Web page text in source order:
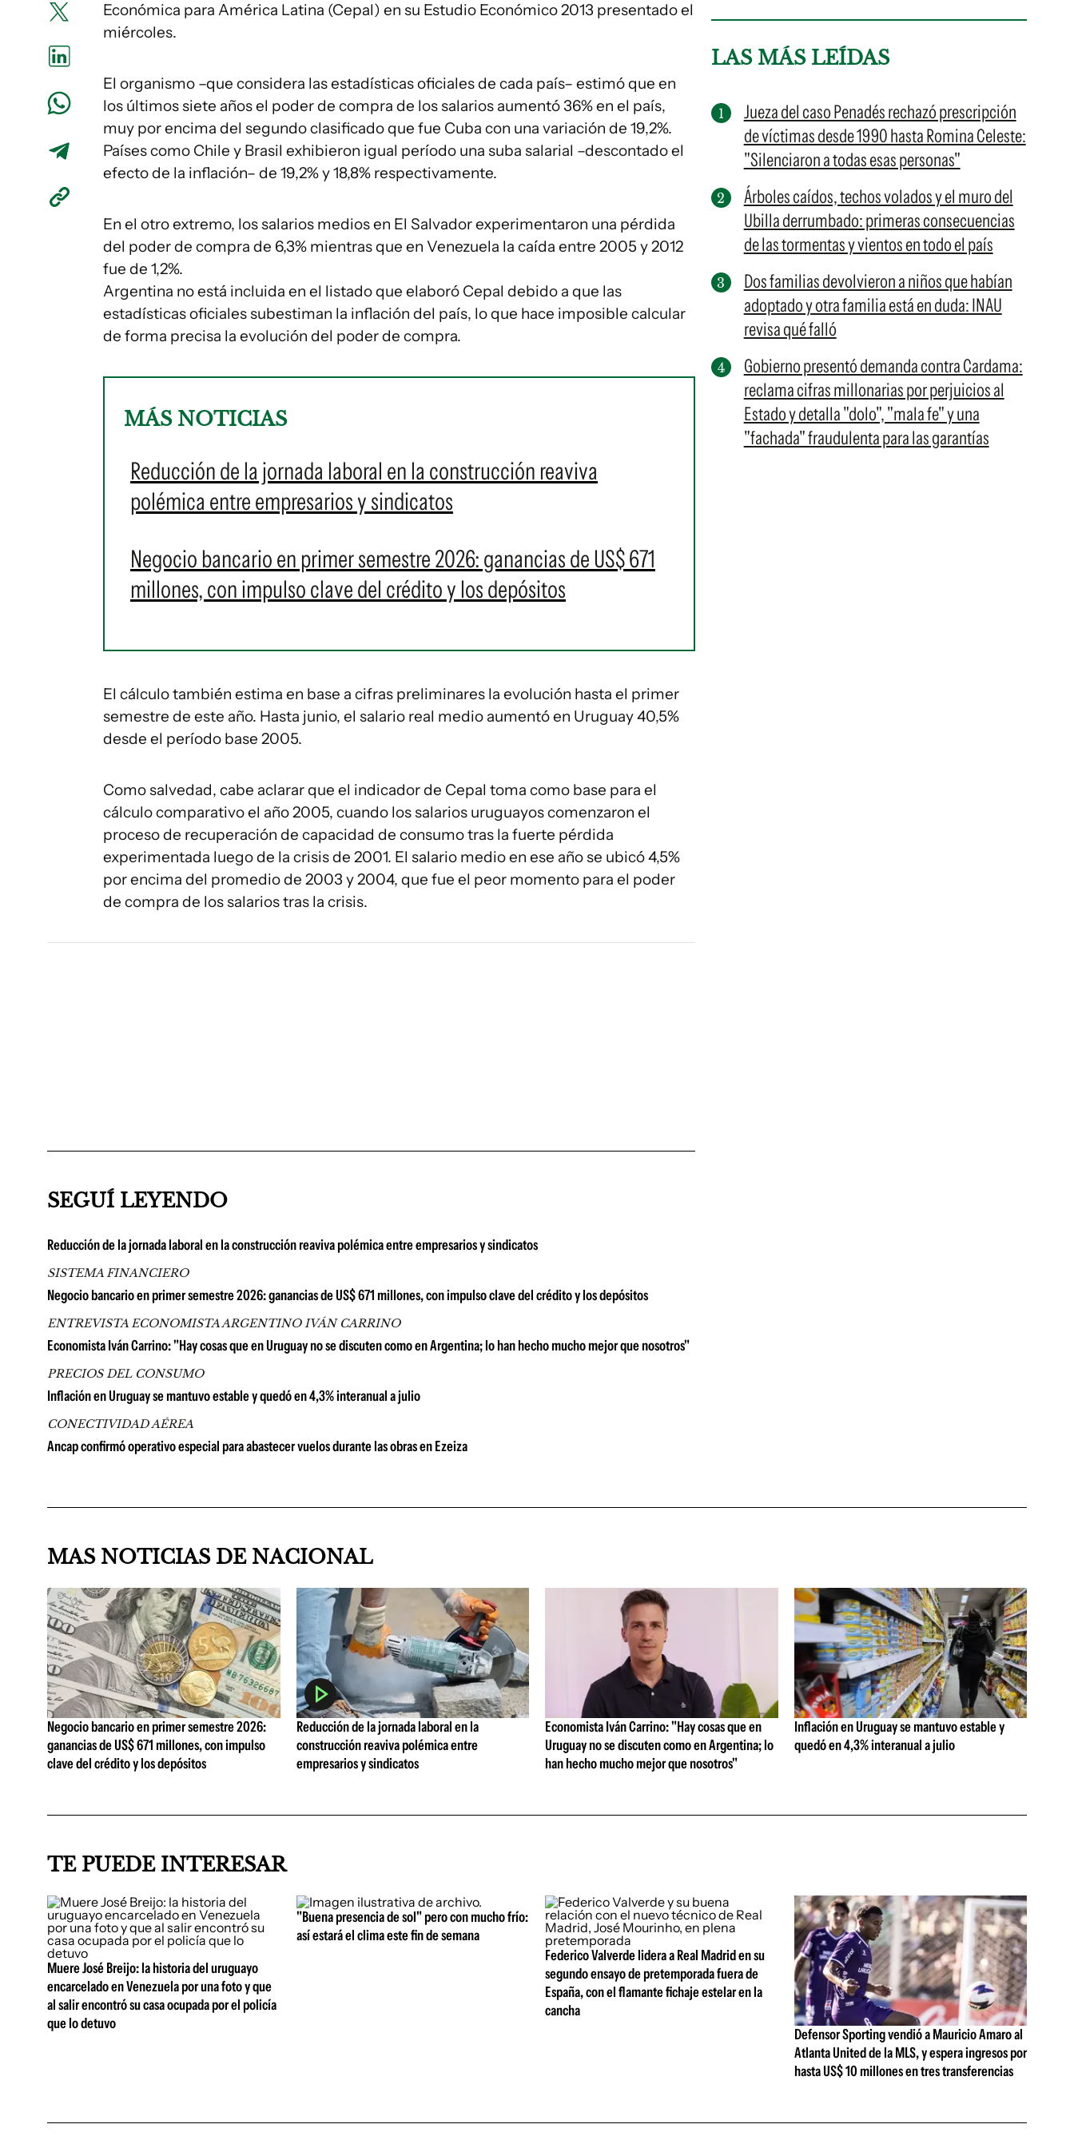
Económica para América Latina (Cepal) en su Estudio Económico 2013 presentado el
miércoles.
El organismo –que considera las estadísticas oficiales de cada país– estimó que en
los últimos siete años el poder de compra de los salarios aumentó 36% en el país,
muy por encima del segundo clasificado que fue Cuba con una variación de 19,2%.
Países como Chile y Brasil exhibieron igual período una suba salarial –descontado el
efecto de la inflación– de 19,2% y 18,8% respectivamente.
En el otro extremo, los salarios medios en El Salvador experimentaron una pérdida
del poder de compra de 6,3% mientras que en Venezuela la caída entre 2005 y 2012
fue de 1,2%.
Argentina no está incluida en el listado que elaboró Cepal debido a que las
estadísticas oficiales subestiman la inflación del país, lo que hace imposible calcular
de forma precisa la evolución del poder de compra.
MÁS NOTICIAS
Reducción de la jornada laboral en la construcción reaviva
polémica entre empresarios y sindicatos
Negocio bancario en primer semestre 2026: ganancias de US$ 671
millones, con impulso clave del crédito y los depósitos
El cálculo también estima en base a cifras preliminares la evolución hasta el primer
semestre de este año. Hasta junio, el salario real medio aumentó en Uruguay 40,5%
desde el período base 2005.
Como salvedad, cabe aclarar que el indicador de Cepal toma como base para el
cálculo comparativo el año 2005, cuando los salarios uruguayos comenzaron el
proceso de recuperación de capacidad de consumo tras la fuerte pérdida
experimentada luego de la crisis de 2001. El salario medio en ese año se ubicó 4,5%
por encima del promedio de 2003 y 2004, que fue el peor momento para el poder
de compra de los salarios tras la crisis.
LAS MÁS LEÍDAS
Jueza del caso Penadés rechazó prescripción
de víctimas desde 1990 hasta Romina Celeste:
"Silenciaron a todas esas personas"
Árboles caídos, techos volados y el muro del
Ubilla derrumbado: primeras consecuencias
de las tormentas y vientos en todo el país
Dos familias devolvieron a niños que habían
adoptado y otra familia está en duda: INAU
revisa qué falló
Gobierno presentó demanda contra Cardama:
reclama cifras millonarias por perjuicios al
Estado y detalla "dolo", "mala fe" y una
"fachada" fraudulenta para las garantías
SEGUÍ LEYENDO
Reducción de la jornada laboral en la construcción reaviva polémica entre empresarios y sindicatos
SISTEMA FINANCIERO
Negocio bancario en primer semestre 2026: ganancias de US$ 671 millones, con impulso clave del crédito y los depósitos
ENTREVISTA ECONOMISTA ARGENTINO IVÁN CARRINO
Economista Iván Carrino: "Hay cosas que en Uruguay no se discuten como en Argentina; lo han hecho mucho mejor que nosotros"
PRECIOS DEL CONSUMO
Inflación en Uruguay se mantuvo estable y quedó en 4,3% interanual a julio
CONECTIVIDAD AÉREA
Ancap confirmó operativo especial para abastecer vuelos durante las obras en Ezeiza
MAS NOTICIAS DE NACIONAL
Negocio bancario en primer semestre 2026:
ganancias de US$ 671 millones, con impulso
clave del crédito y los depósitos
Reducción de la jornada laboral en la
construcción reaviva polémica entre
empresarios y sindicatos
Economista Iván Carrino: "Hay cosas que en
Uruguay no se discuten como en Argentina; lo
han hecho mucho mejor que nosotros"
Inflación en Uruguay se mantuvo estable y
quedó en 4,3% interanual a julio
TE PUEDE INTERESAR
Muere José Breijo: la historia del uruguayo
encarcelado en Venezuela por una foto y que
al salir encontró su casa ocupada por el policía
que lo detuvo
"Buena presencia de sol" pero con mucho frío:
así estará el clima este fin de semana
Federico Valverde lidera a Real Madrid en su
segundo ensayo de pretemporada fuera de
España, con el flamante fichaje estelar en la
cancha
Defensor Sporting vendió a Mauricio Amaro al
Atlanta United de la MLS, y espera ingresos por
hasta US$ 10 millones en tres transferencias